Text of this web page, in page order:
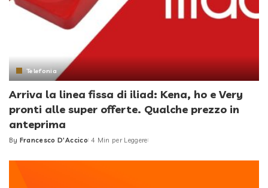
Telefonia
Arriva la linea fissa di iliad: Kena, ho e Very
pronti alle super offerte. Qualche prezzo in
anteprima
Posted
By Francesco D'Accico 4 Min per Leggere